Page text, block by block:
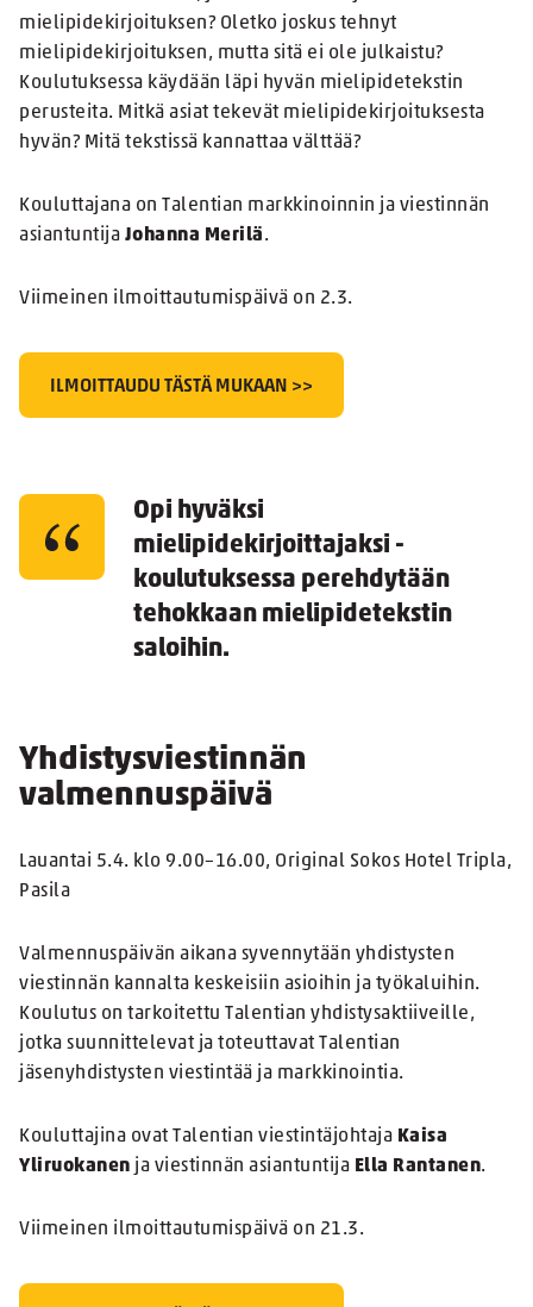
mielipidekirjoituksen? Oletko joskus tehnyt
mielipidekirjoituksen, mutta sitä ei ole julkaistu?
Koulutuksessa käydään läpi hyvän mielipidetekstin
perusteita. Mitkä asiat tekevät mielipidekirjoituksesta
hyvän? Mitä tekstissä kannattaa välttää?
Kouluttajana on Talentian markkinoinnin ja viestinnän
asiantuntija Johanna Merilä.
Viimeinen ilmoittautumispäivä on 2.3.
ILMOITTAUDU TÄSTÄ MUKAAN >>
Opi hyväksi
mielipidekirjoittajaksi -
koulutuksessa perehdytään
tehokkaan mielipidetekstin
saloihin.
Yhdistysviestinnän
valmennuspäivä
Lauantai 5.4. klo 9.00–16.00, Original Sokos Hotel Tripla,
Pasila
Valmennuspäivän aikana syvennytään yhdistysten
viestinnän kannalta keskeisiin asioihin ja työkaluihin.
Koulutus on tarkoitettu Talentian yhdistysaktiiveille,
jotka suunnittelevat ja toteuttavat Talentian
jäsenyhdistysten viestintää ja markkinointia.
Kouluttajina ovat Talentian viestintäjohtaja Kaisa
Yliruokanen ja viestinnän asiantuntija Ella Rantanen.
Viimeinen ilmoittautumispäivä on 21.3.